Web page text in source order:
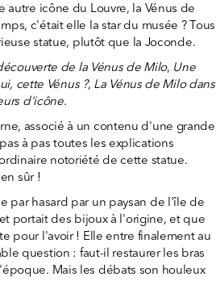
autre icône du Louvre, la Vénus de
c'était elle la star du musée ? Tous
statue, plutôt que la Joconde.
de la Vénus de Milo, Une
cette Vénus ?, La Vénus de Milo dans
d'icône.
associé à un contenu d'une grande
à pas toutes les explications
notoriété de cette statue.
sûr !
par hasard par un paysan de l'île de
portait des bijoux à l'origine, et que
pour l'avoir ! Elle entre finalement au
question : faut-il restaurer les bras
Mais les débats son houleux